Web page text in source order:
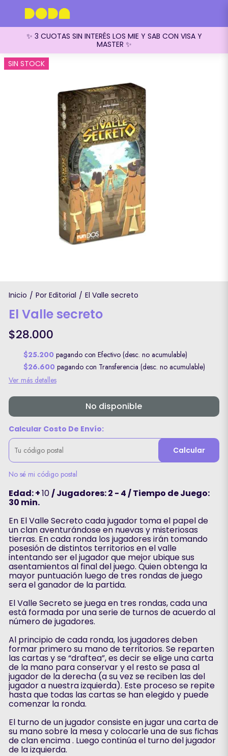
✨ 3 CUOTAS SIN INTERÉS LOS MIE Y SAB CON VISA Y
MASTER ✨
SIN STOCK
Inicio / Por Editorial / El Valle secreto
El Valle secreto
$28.000
$25.200 pagando con Efectivo (desc. no acumulable)
$26.600 pagando con Transferencia (desc. no acumulable)
Ver más detalles
No disponible
Calcular Costo De Envío:
Calcular
No sé mi código postal
Edad: +10/ Jugadores: 2 - 4 / Tiempo de Juego:
30 min.
En El Valle Secreto cada jugador toma el papel de
un clan aventurándose en nuevas y misteriosas
tierras. En cada ronda los jugadores irán tomando
posesión de distintos territorios en el valle
intentando ser el jugador que mejor ubique sus
asentamientos al final del juego. Quien obtenga la
mayor puntuación luego de tres rondas de juego
sera el ganador de la partida.
El Valle Secreto se juega en tres rondas, cada una
está formada por una serie de turnos de acuerdo al
número de jugadores.
Al principio de cada ronda, los jugadores deben
formar primero su mano de territorios. Se reparten
las cartas y se “draftea”, es decir se elige una carta
de la mano para conservar y el resto se pasa al
jugador de la derecha (a su vez se reciben las del
jugador a nuestra izquierda). Este proceso se repite
hasta que todas las cartas se han elegido y puede
comenzar la ronda.
El turno de un jugador consiste en jugar una carta de
su mano sobre la mesa y colocarle una de sus fichas
de clan encima . Luego continúa el turno del jugador
de la izquierda.